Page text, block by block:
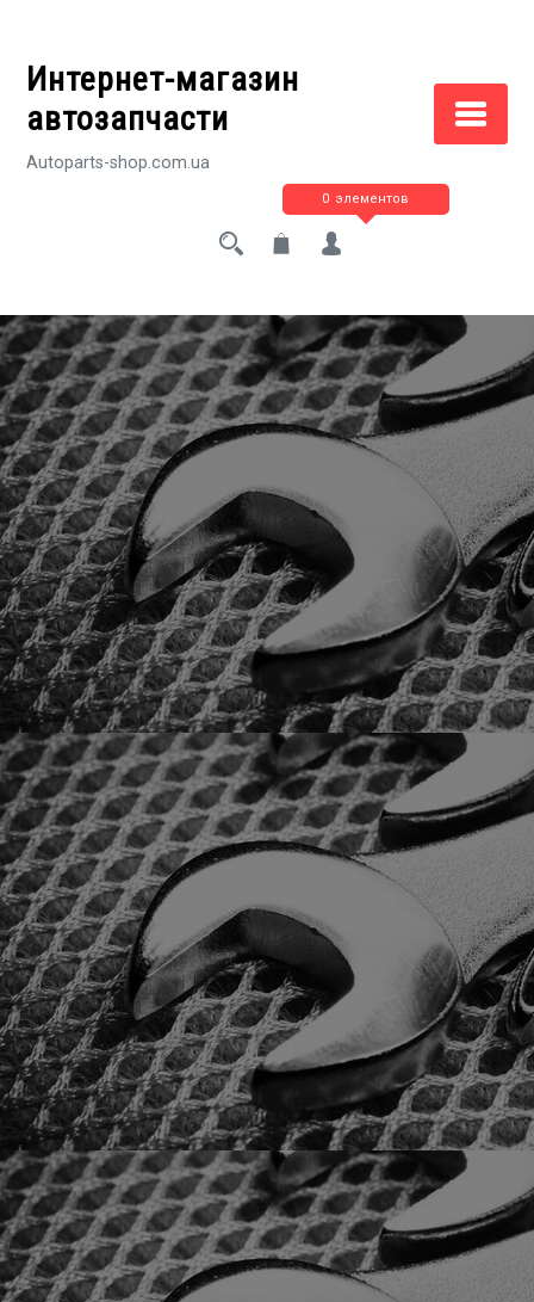
содержимому
Интернет-магазин
автозапчасти
Autoparts-shop.com.ua
0 элементов